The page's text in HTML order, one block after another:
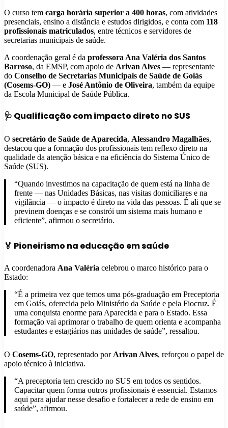
O curso tem carga horária superior a 400 horas, com atividades
presenciais, ensino a distância e estudos dirigidos, e conta com 118
profissionais matriculados, entre técnicos e servidores de
secretarias municipais de saúde.
A coordenação geral é da professora Ana Valéria dos Santos
Barroso, da EMSP, com apoio de Arivan Alves — representante
do Conselho de Secretarias Municipais de Saúde de Goiás
(Cosems-GO) — e José Antônio de Oliveira, também da equipe
da Escola Municipal de Saúde Pública.
🩺 Qualificação com impacto direto no SUS
O secretário de Saúde de Aparecida, Alessandro Magalhães,
destacou que a formação dos profissionais tem reflexo direto na
qualidade da atenção básica e na eficiência do Sistema Único de
Saúde (SUS).
“Quando investimos na capacitação de quem está na linha de
frente — nas Unidades Básicas, nas visitas domiciliares e na
vigilância — o impacto é direto na vida das pessoas. É ali que se
previnem doenças e se constrói um sistema mais humano e
eficiente”, afirmou o secretário.
🏅 Pioneirismo na educação em saúde
A coordenadora Ana Valéria celebrou o marco histórico para o
Estado:
“É a primeira vez que temos uma pós-graduação em Preceptoria
em Goiás, oferecida pelo Ministério da Saúde e pela Fiocruz. É
uma conquista enorme para Aparecida e para o Estado. Essa
formação vai aprimorar o trabalho de quem orienta e acompanha
estudantes e estagiários nas unidades de saúde”, ressaltou.
O Cosems-GO, representado por Arivan Alves, reforçou o papel de
apoio técnico à iniciativa.
“A preceptoria tem crescido no SUS em todos os sentidos.
Capacitar quem forma outros profissionais é essencial. Estamos
aqui para ajudar nesse desafio e fortalecer a rede de ensino em
saúde”, afirmou.